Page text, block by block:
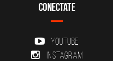
Conectate
YouTube
Instagram